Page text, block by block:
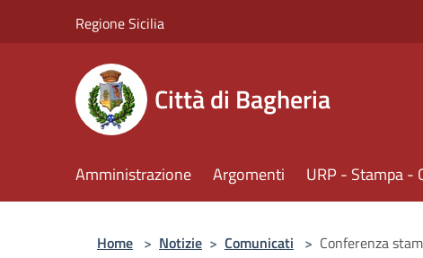
Regione Sicilia
Città di Bagheria
Amministrazione Argomenti URP - Stampa -
Home > Notizie > Comunicati > Conferenza